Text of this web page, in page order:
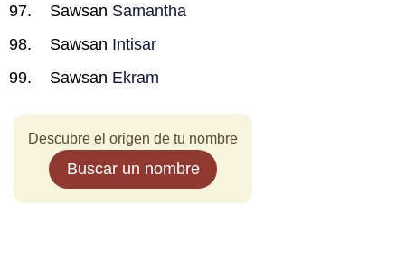
Sawsan Samantha
Sawsan Intisar
Sawsan Ekram
Descubre el origen de tu nombre
Buscar un nombre